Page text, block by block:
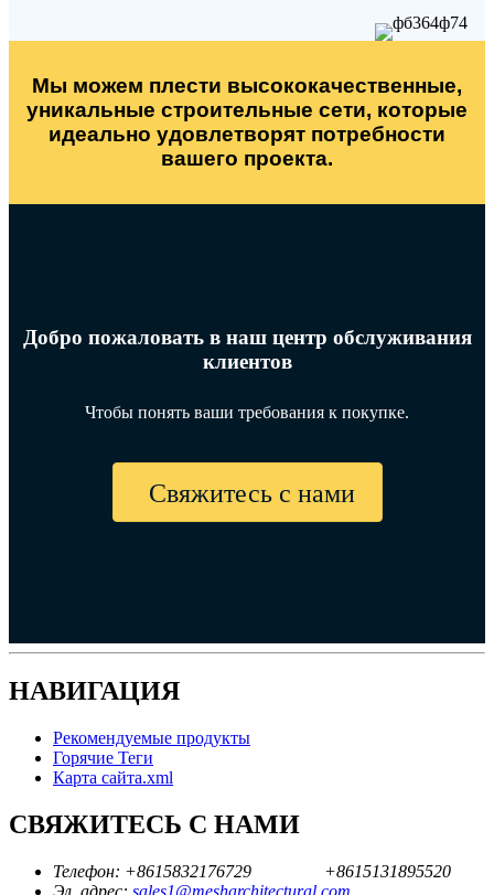
Мы можем плести высококачественные,
уникальные строительные сети, которые
идеально удовлетворят потребности
вашего проекта.
Добро пожаловать в наш центр обслуживания
клиентов
Чтобы понять ваши требования к покупке.
Свяжитесь с нами
НАВИГАЦИЯ
Рекомендуемые продукты
Горячие Теги
Карта сайта.xml
СВЯЖИТЕСЬ С НАМИ
Телефон: +8615832176729
+8615131895520
Эл. адрес: sales1@mesharchitectural.com